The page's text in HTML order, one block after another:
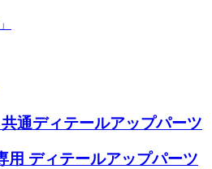
通ディテールアップパーツ
用 ディテールアップパーツ